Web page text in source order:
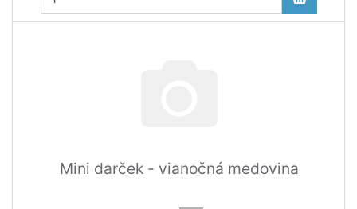
Mini darček - vianočná medovina